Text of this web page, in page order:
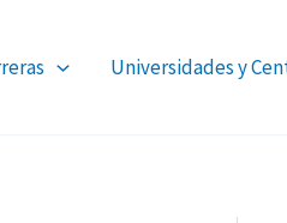
Universidades y